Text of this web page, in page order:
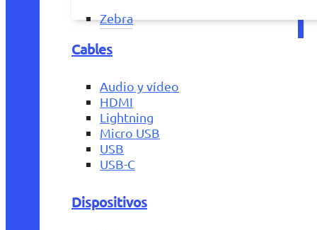
Zebra
Cables
Audio y vídeo
HDMI
Lightning
Micro USB
USB
USB-C
Dispositivos